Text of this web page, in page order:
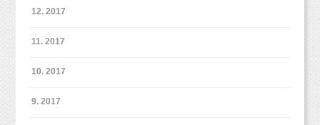
す。
https://lin.ee/NgFlje6
12. 2017
11. 2017
10. 2017
9. 2017